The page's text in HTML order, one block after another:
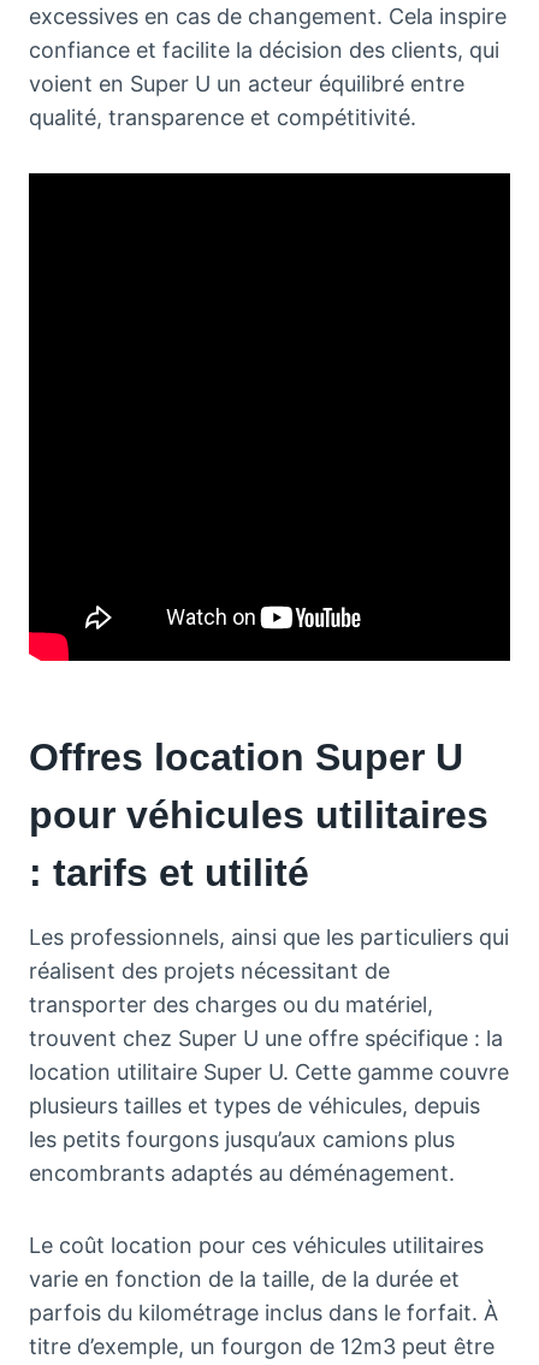
excessives en cas de changement. Cela inspire
confiance et facilite la décision des clients, qui
voient en Super U un acteur équilibré entre
qualité, transparence et compétitivité.
Offres location Super U
pour véhicules utilitaires
: tarifs et utilité
Les professionnels, ainsi que les particuliers qui
réalisent des projets nécessitant de
transporter des charges ou du matériel,
trouvent chez Super U une offre spécifique : la
location utilitaire Super U. Cette gamme couvre
plusieurs tailles et types de véhicules, depuis
les petits fourgons jusqu’aux camions plus
encombrants adaptés au déménagement.
Le coût location pour ces véhicules utilitaires
varie en fonction de la taille, de la durée et
parfois du kilométrage inclus dans le forfait. À
titre d’exemple, un fourgon de 12m3 peut être